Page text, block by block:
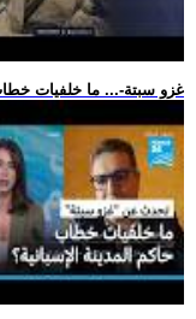
.. -غزو سبتة-... ما خلفيات